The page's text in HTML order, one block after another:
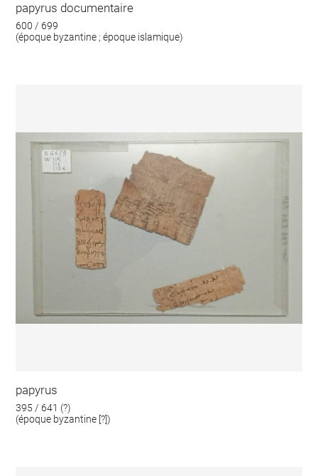
papyrus documentaire
600 / 699
(époque byzantine ; époque islamique)
papyrus
395 / 641 (?)
(époque byzantine [?])